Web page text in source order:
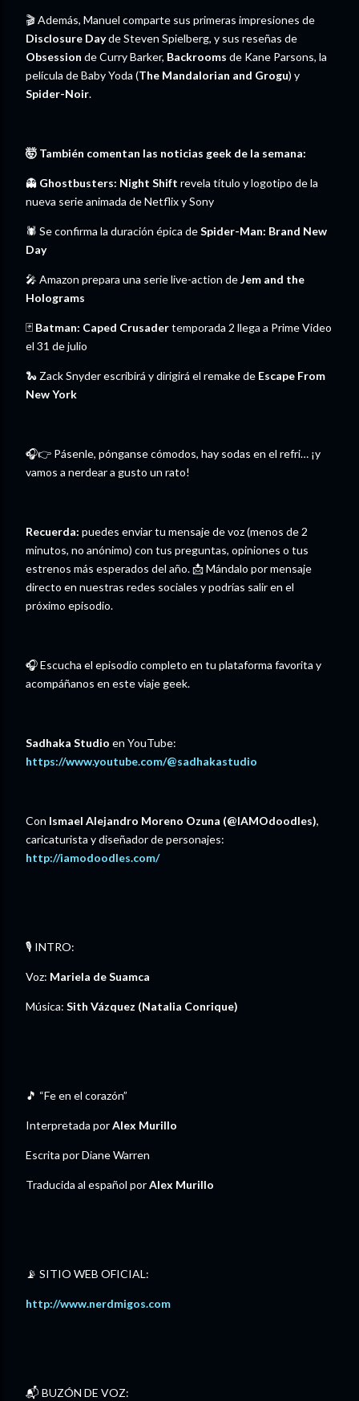
🎬 Además, Manuel comparte sus primeras impresiones de
Disclosure Dayde Steven Spielberg, y sus reseñas de
Obsession de Curry Barker, Backrooms de Kane Parsons, la
película de Baby Yoda (The Mandalorian and Grogu) y
Spider-Noir.
🤯 También comentan las noticias geek de la semana:
👻 Ghostbusters: Night Shift revela título y logotipo de la
nueva serie animada de Netflix y Sony
🕷️ Se confirma la duración épica deSpider-Man: Brand New
Day
🎤 Amazon prepara una serie live-action deJem and the
Holograms
🃏 Batman: Caped Crusadertemporada 2 llega a Prime Video
el 31 de julio
🐍 Zack Snyder escribirá y dirigirá el remake de Escape From
New York
🎧👉 Pásenle, pónganse cómodos, hay sodas en el refri… ¡y
vamos a nerdear a gusto un rato!
Recuerda: puedes enviar tu mensaje de voz (menos de 2
minutos, no anónimo) con tus preguntas, opiniones o tus
estrenos más esperados del año. 📩 Mándalo por mensaje
directo en nuestras redes sociales y podrías salir en el
próximo episodio.
🎧 Escucha el episodio completo en tu plataforma favorita y
acompáñanos en este viaje geek.
Sadhaka Studio en YouTube:
⁠⁠⁠⁠⁠⁠⁠⁠⁠⁠⁠⁠⁠https://www.youtube.com/@sadhakastudio⁠⁠⁠⁠⁠⁠⁠⁠⁠⁠⁠⁠⁠
Con Ismael Alejandro Moreno Ozuna (@IAMOdoodles),
caricaturista y diseñador de personajes:
http://iamodoodles.com/
🎙️ INTRO:
Voz: Mariela de Suamca
Música: ⁠ Sith Vázquez (Natalia Conrique)⁠
🎵 “Fe en el corazón”
Interpretada porAlex Murillo
Escrita por Diane Warren
Traducida al español porAlex Murillo
📡 SITIO WEB OFICIAL:
http://www.nerdmigos.com⁠
📬 BUZÓN DE VOZ: